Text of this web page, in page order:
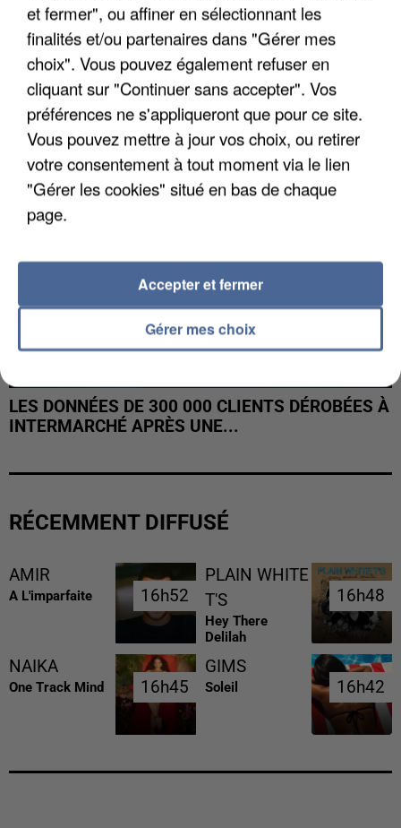
UNE TOURISTE DE L’OISE EMPORTÉE PAR UNE
COULÉE DE BOUE EN HAUTE-SAVOIE
LES DONNÉES DE 300 000 CLIENTS DÉROBÉES À
INTERMARCHÉ APRÈS UNE...
RÉCEMMENT DIFFUSÉ
AMIR
A L'imparfaite 16h52
16h52
PLAIN WHITE
T'S
Hey There
Delilah
16h48
16h48
NAIKA
One Track Mind 16h45
16h45
GIMS
Soleil 16h42
16h42
et fermer", ou affiner en sélectionnant les
finalités et/ou partenaires dans "Gérer mes
choix". Vous pouvez également refuser en
cliquant sur "Continuer sans accepter". Vos
préférences ne s'appliqueront que pour ce site.
Vous pouvez mettre à jour vos choix, ou retirer
votre consentement à tout moment via le lien
"Gérer les cookies" situé en bas de chaque
page.
Gérer mes choix
Accepter et fermer